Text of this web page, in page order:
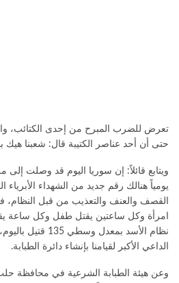
حتى أن أحد عناصر الكتيبة قال: شعبنا هيك
ويتابع قائلاً: إن سوريا اليوم قد وصلت
يومياً هنالك رقم جديد من الشهداء الأبرياء
القصف والعنف والتعذيب من قبل النظام،
امرأة وكل ساعتين يقتل طفل وكل
نظام الأسد بمعدل
الداعي الأكبر لقيامنا بإنشاء دائرة الطبابة.
وعن هيئة الطبابة الشرعية في محافظة